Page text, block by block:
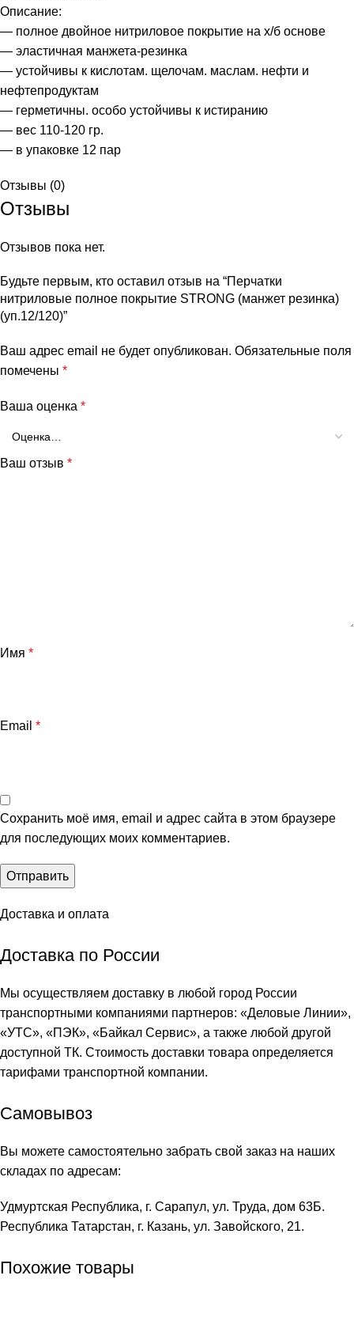
Описание:
— полное двойное нитриловое покрытие на х/б основе
— эластичная манжета-резинка
— устойчивы к кислотам. щелочам. маслам. нефти и
нефтепродуктам
— герметичны. особо устойчивы к истиранию
— вес 110-120 гр.
— в упаковке 12 пар
Отзывы (0)
Отзывы
Отзывов пока нет.
Будьте первым, кто оставил отзыв на “Перчатки
нитриловые полное покрытие STRONG (манжет резинка)
(уп.12/120)”
Ваш адрес email не будет опубликован. Обязательные поля
помечены *
Ваша оценка *
Ваш отзыв *
Имя *
Email *
Сохранить моё имя, email и адрес сайта в этом браузере
для последующих моих комментариев.
Доставка и оплата
Доставка по России
Мы осуществляем доставку в любой город России
транспортными компаниями партнеров: «Деловые Линии»,
«УТС», «ПЭК», «Байкал Сервис», а также любой другой
доступной ТК. Стоимость доставки товара определяется
тарифами транспортной компании.
Самовывоз
Вы можете самостоятельно забрать свой заказ на наших
складах по адресам:
Удмуртская Республика, г. Сарапул, ул. Труда, дом 63Б.
Республика Татарстан, г. Казань, ул. Завойского, 21.
Похожие товары